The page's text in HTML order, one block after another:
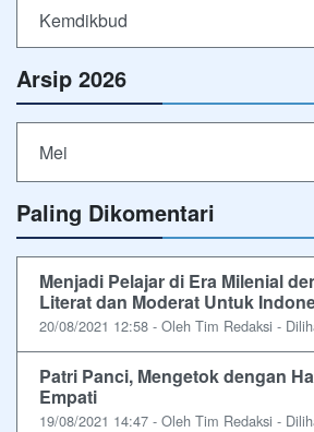
Kemdikbud
Arsip 2026
Mei
Paling Dikomentari
Menjadi Pelajar di Era Milenial
Literat dan Moderat Untuk
20/08/2021 12:58 - Oleh Tim Redaksi -
Patri Panci, Mengetok dengan
Empati
19/08/2021 14:47 - Oleh Tim Redaksi -